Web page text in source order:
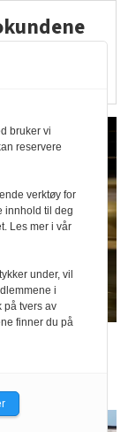
før
bruker vi
reservere
verktøy for
innhold til deg
Les mer i vår
under, vil
i
på tvers av
finner du på